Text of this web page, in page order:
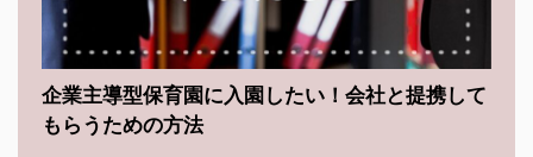
企業主導型保育園に入園したい！会社と提携して
もらうための方法